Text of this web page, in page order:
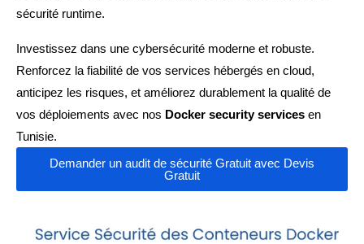
sécurité runtime.
Investissez dans une cybersécurité moderne et robuste.
Renforcez la fiabilité de vos services hébergés en cloud,
anticipez les risques, et améliorez durablement la qualité de
vos déploiements avec nos Docker security services en
Tunisie.
Demander un audit de sécurité Gratuit avec Devis
Gratuit